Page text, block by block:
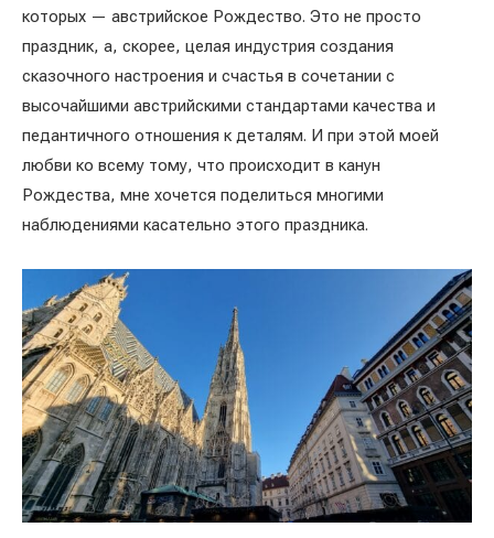
которых — австрийское Рождество. Это не просто
праздник, а, скорее, целая индустрия создания
сказочного настроения и счастья в сочетании с
высочайшими австрийскими стандартами качества и
педантичного отношения к деталям. И при этой моей
любви ко всему тому, что происходит в канун
Рождества, мне хочется поделиться многими
наблюдениями касательно этого праздника.